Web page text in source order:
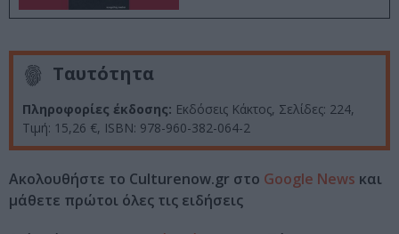
Ταυτότητα
Πληροφορίες έκδοσης: Εκδόσεις Κάκτος, Σελίδες: 224,
Τιμή: 15,26 €, ISBN: 978-960-382-064-2
Ακολουθήστε το Culturenow.gr στο Google News και
μάθετε πρώτοι όλες τις ειδήσεις